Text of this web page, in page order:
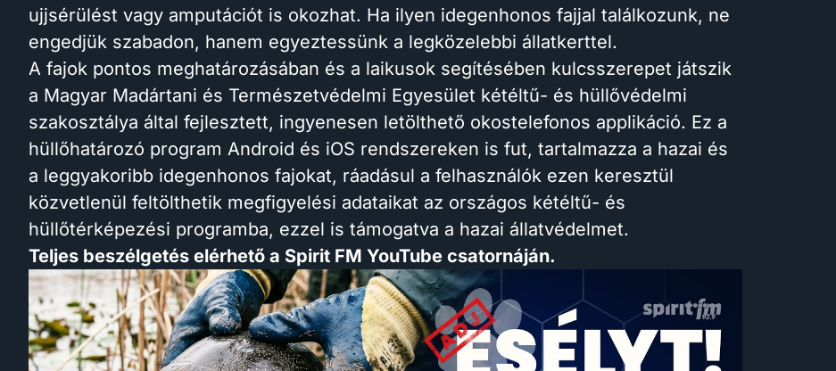
ujjsérülést vagy amputációt is okozhat. Ha ilyen idegenhonos fajjal találkozunk, ne
engedjük szabadon, hanem egyeztessünk a legközelebbi állatkerttel.
A fajok pontos meghatározásában és a laikusok segítésében kulcsszerepet játszik
a Magyar Madártani és Természetvédelmi Egyesület kétéltű- és hüllővédelmi
szakosztálya által fejlesztett, ingyenesen letölthető okostelefonos applikáció. Ez a
hüllőhatározó program Android és iOS rendszereken is fut, tartalmazza a hazai és
a leggyakoribb idegenhonos fajokat, ráadásul a felhasználók ezen keresztül
közvetlenül feltölthetik megfigyelési adataikat az országos kétéltű- és
hüllőtérképezési programba, ezzel is támogatva a hazai állatvédelmet.
Teljes beszélgetés elérhető a Spirit FM YouTube csatornáján.